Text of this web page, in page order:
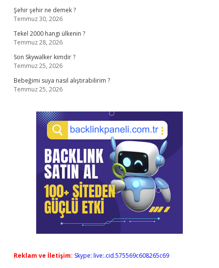
Şehir şehir ne demek ?
Temmuz 30, 2026
Tekel 2000 hangi ülkenin ?
Temmuz 28, 2026
Son Skywalker kimdir ?
Temmuz 25, 2026
Bebeğimi suya nasıl alıştırabilirim ?
Temmuz 25, 2026
Reklam ve İletişim: Skype: live:.cid.575569c608265c69